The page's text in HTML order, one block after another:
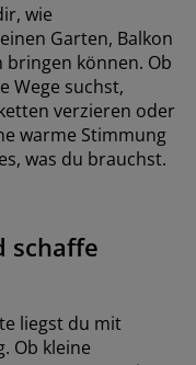
wie
Garten, Balkon
bringen können. Ob
Wege suchst,
verzieren oder
warme Stimmung
was du brauchst.
schaffe
liegst du mit
Ob kleine